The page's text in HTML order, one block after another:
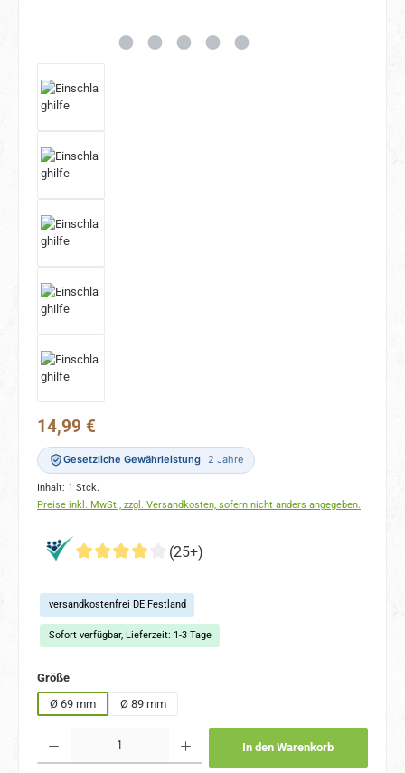
Regulärer Preis:
14,99 €
Gesetzliche Gewährleistung 2 Jahre
Inhalt: 1 Stck.
Preise inkl. MwSt., zzgl. Versandkosten, sofern nicht anders angegeben.
(25+)
versandkostenfrei DE Festland
Sofort verfügbar, Lieferzeit: 1-3 Tage
Größeauswählen
Ø 69 mm
Ø 89 mm
In den Warenkorb